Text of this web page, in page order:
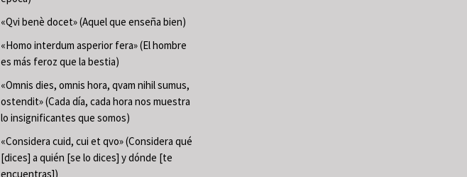
«Qvi benè docet» (Aquel que enseña bien)
«Homo interdum asperior fera» (El hombre
es más feroz que la bestia)
«Omnis dies, omnis hora, qvam nihil sumus,
ostendit» (Cada día, cada hora nos muestra
lo insignificantes que somos)
«Considera cuid, cui et qvo» (Considera qué
[dices] a quién [se lo dices] y dónde [te
encuentras])